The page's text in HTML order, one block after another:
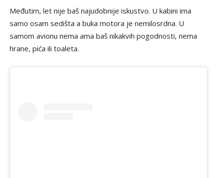
Međutim, let nije baš najudobnije iskustvo. U kabini ima
samo osam sedišta a buka motora je nemilosrdna. U
samom avionu nema ama baš nikakvih pogodnosti, nema
hrane, pića ili toaleta.